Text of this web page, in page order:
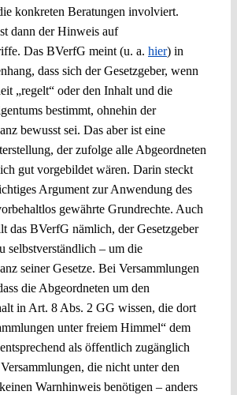
konkreten Beratungen involviert.
dann der Hinweis auf
Das BVerfG meint (u. a. hier) in
dass sich der Gesetzgeber, wenn
„regelt“ oder den Inhalt und die
bestimmt, ohnehin der
bewusst sei. Das aber ist eine
der zufolge alle Abgeordneten
gut vorgebildet wären. Darin steckt
Argument zur Anwendung des
gewährte Grundrechte. Auch
das BVerfG nämlich, der Gesetzgeber
selbstverständlich – um die
seiner Gesetze. Bei Versammlungen
die Abgeordneten um den
in Art. 8 Abs. 2 GG wissen, die dort
unter freiem Himmel“ dem
als öffentlich zugänglich
die nicht unter den
Warnhinweis benötigen – anders